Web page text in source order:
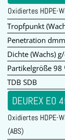
Oxidiertes HDPE-
Tropfpunkt
Penetration dmm
Dichte (Wachs)
Partikelgröße 98
TDB SDB
DEUREX EO
Oxidiertes HDPE-
(ABS)